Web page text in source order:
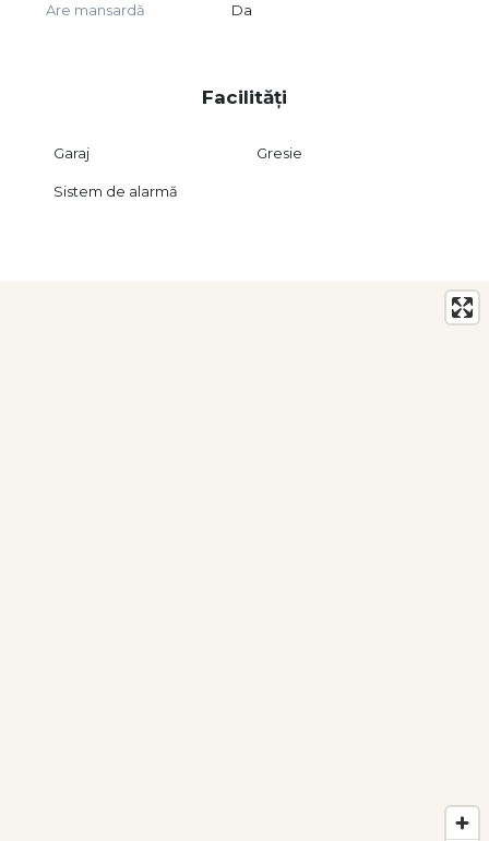
Locuri de parcare multiple în curte
Are mansardă Da
Facilități
Garaj Gresie
Sistem de alarmă